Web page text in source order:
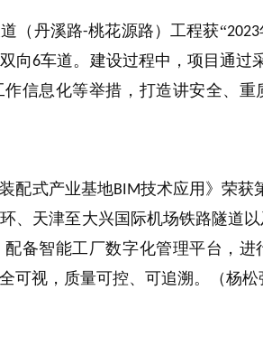
（丹溪路-桃花源路）工程获“2023
向6车道。建设过程中，项目通过
信息化等举措，打造讲安全、
配式产业基地BIM技术应用》荣获
、天津至大兴国际机场铁路隧道
备智能工厂数字化管理平台，
可视，质量可控、可追溯。（杨松